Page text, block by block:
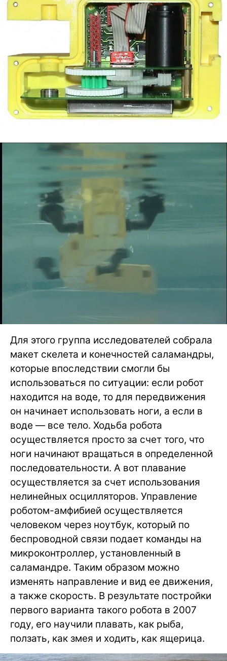
Для этого группа исследователей собрала
макет скелета и конечностей саламандры,
которые впоследствии смогли бы
использоваться по ситуации: если робот
находится на воде, то для передвижения
он начинает использовать ноги, а если в
воде — все тело. Ходьба робота
осуществляется просто за счет того, что
ноги начинают вращаться в определенной
последовательности. А вот плавание
осуществляется за счет использования
нелинейных осцилляторов. Управление
роботом-амфибией осуществляется
человеком через ноутбук, который по
беспроводной связи подает команды на
микроконтроллер, установленный в
саламандре. Таким образом можно
изменять направление и вид ее движения,
а также скорость. В результате постройки
первого варианта такого робота в 2007
году, его научили плавать, как рыба,
ползать, как змея и ходить, как ящерица.